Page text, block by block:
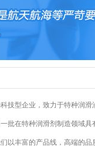
技型企业，致力于特种润
批在特种润滑剂制造领域
以丰富的产品线，高端的